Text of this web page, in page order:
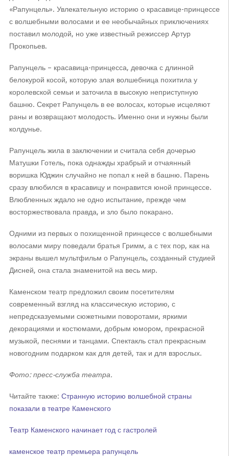
«Рапунцель». Увлекательную историю о красавице-принцессе
с волшебными волосами и ее необычайных приключениях
поставил молодой, но уже известный режиссер Артур
Прокопьев.
Рапунцель – красавица-принцесса, девочка с длинной
белокурой косой, которую злая волшебница похитила у
королевской семьи и заточила в высокую неприступную
башню. Секрет Рапунцель в ее волосах, которые исцеляют
раны и возвращают молодость. Именно они и нужны были
колдунье.
Рапунцель жила в заключении и считала себя дочерью
Матушки Готель, пока однажды храбрый и отчаянный
воришка Юджин случайно не попал к ней в башню. Парень
сразу влюбился в красавицу и понравится юной принцессе.
Влюбленных ждало не одно испытание, прежде чем
восторжествовала правда, и зло было покарано.
Одними из первых о похищенной принцессе с волшебными
волосами миру поведали братья Гримм, а с тех пор, как на
экраны вышел мультфильм о Рапунцель, созданный студией
Дисней, она стала знаменитой на весь мир.
Каменском театр предложил своим посетителям
современный взгляд на классическую историю, с
непредсказуемыми сюжетными поворотами, яркими
декорациями и костюмами, добрым юмором, прекрасной
музыкой, песнями и танцами. Спектакль стал прекрасным
новогодним подарком как для детей, так и для взрослых.
Фото: пресс-служба театра.
Читайте также: Странную историю волшебной страны
показали в театре Каменского
Театр Каменского начинает год с гастролей
каменское театр премьера рапунцель